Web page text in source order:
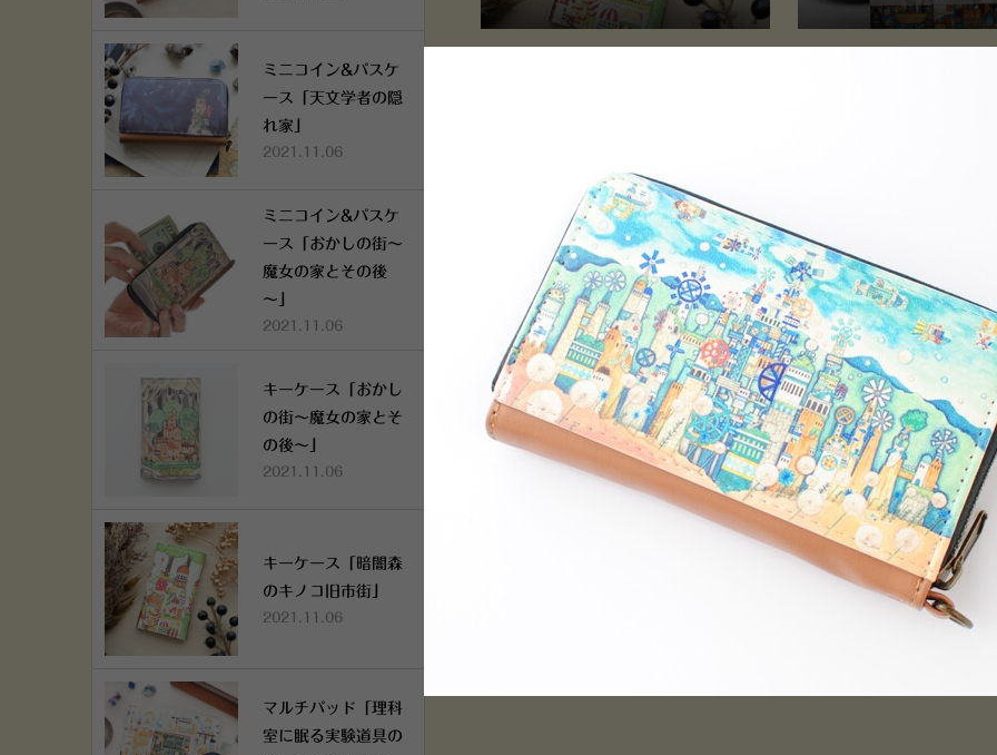
ミニコイン&パスケ
ース「天文学者の隠
れ家」
2021.11.06
ミニコイン&パスケ
ース「おかしの街～
魔女の家とその後
～」
2021.11.06
キーケース「おかし
の街～魔女の家とそ
の後～」
2021.11.06
キーケース「暗闇森
のキノコ旧市街」
2021.11.06
マルチパッド「理科
室に眠る実験道具の